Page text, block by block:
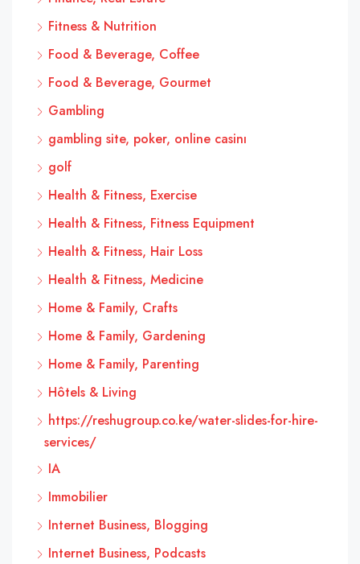
Fitness & Nutrition
Food & Beverage, Coffee
Food & Beverage, Gourmet
Gambling
gambling site, poker, online casinı
golf
Health & Fitness, Exercise
Health & Fitness, Fitness Equipment
Health & Fitness, Hair Loss
Health & Fitness, Medicine
Home & Family, Crafts
Home & Family, Gardening
Home & Family, Parenting
Hôtels & Living
https://reshugroup.co.ke/water-slides-for-hire-
services/
IA
Immobilier
Internet Business, Blogging
Internet Business, Podcasts